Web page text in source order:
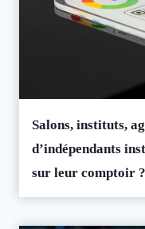
Salons, instituts,
d’indépendants
sur leur comptoir ?